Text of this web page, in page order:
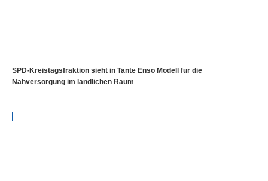
SPD-Kreistagsfraktion sieht in Tante Enso Modell für die
Nahversorgung im ländlichen Raum